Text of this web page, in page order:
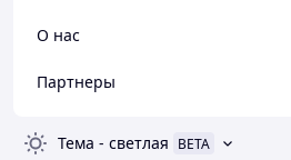
О нас
Партнеры
Тема - светлая BETA